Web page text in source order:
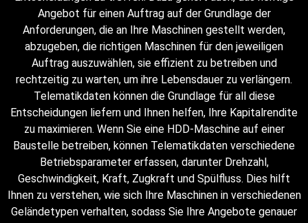
Angebot für einen Auftrag auf der Grundlage der
Anforderungen, die an Ihre Maschinen gestellt werden,
abzugeben, die richtigen Maschinen für den jeweiligen
Auftrag auszuwählen, sie effizient zu betreiben und
rechtzeitig zu warten, um ihre Lebensdauer zu verlängern.
Telematikdaten können die Grundlage für all diese
Entscheidungen liefern und Ihnen helfen, Ihre Kapitalrendite
zu maximieren. Wenn Sie eine HDD-Maschine auf einer
Baustelle betreiben, können Telematikdaten verschiedene
Betriebsparameter erfassen, darunter Drehzahl,
Geschwindigkeit, Kraft, Zugkraft und Spülfluss. Dies hilft
Ihnen zu verstehen, wie sich Ihre Maschinen in verschiedenen
Geländetypen verhalten, sodass Sie Ihre Angebote genauer